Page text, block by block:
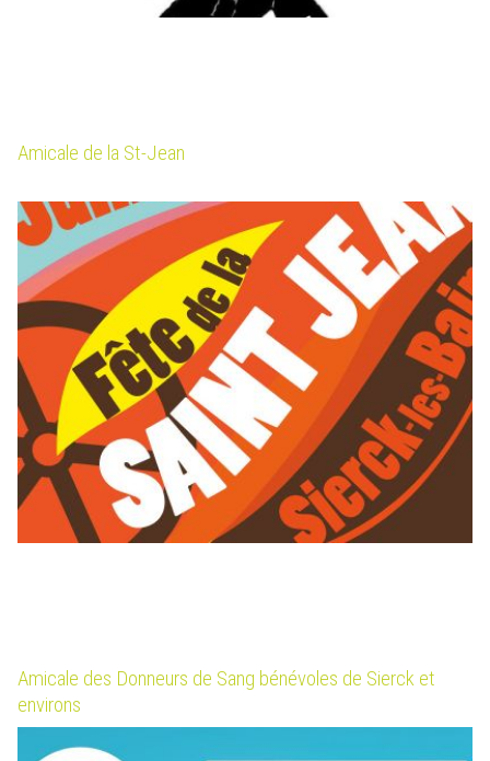
Amicale de la St-Jean
Amicale des Donneurs de Sang bénévoles de Sierck et
environs